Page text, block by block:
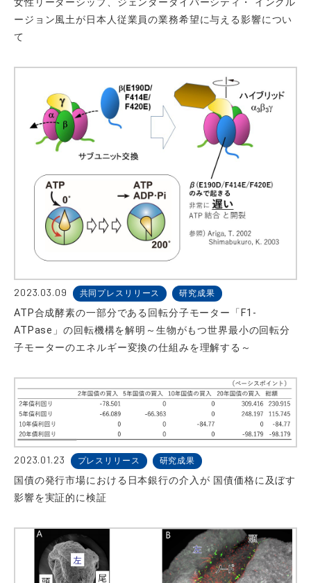
女性リーダーシップ、ジェンダーダイバーシティ・ インクル
ージョン風土が日本人従業員の業務希望に与える影響につい
て
2023.03.09 共同プレスリリース 研究成果
ATP合成酵素の一部分である回転分子モーター「F1-
ATPase」の回転機構を解明～生物がもつ世界最小の回転分
子モーターのエネルギー変換の仕組みを理解する～
2023.01.23 プレスリリース 研究成果
国債の発行市場における日本銀行の介入が 国債価格に及ぼす
影響を実証的に検証